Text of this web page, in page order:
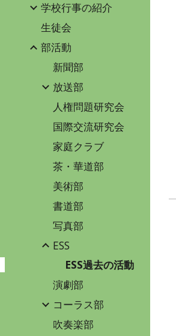
学校行事の紹介
生徒会
部活動
新聞部
放送部
人権問題研究会
国際交流研究会
家庭クラブ
茶・華道部
美術部
書道部
写真部
ESS
ESS過去の活動
演劇部
コーラス部
吹奏楽部